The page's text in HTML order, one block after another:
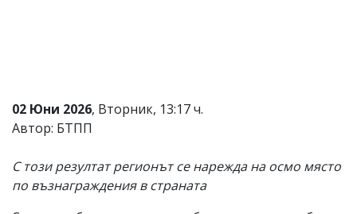
и
редакцията
отговорност
за
02 Юни 2026, Вторник, 13:17 ч.
Автор: БТПП
С този резултат регионът се нарежда на осмо място
по възнаграждения в страната